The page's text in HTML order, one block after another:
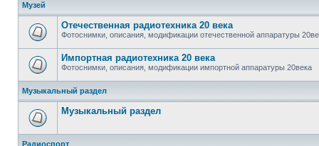
Музей
Отечественная радиотехника 20 века
Фотоснимки, описания, модификации отечественной аппаратуры
Импортная радиотехника 20 века
Фотоснимки, описания, модификации импортной аппаратуры 20века
Музыкальный раздел
Музыкальный раздел
Радиоспорт